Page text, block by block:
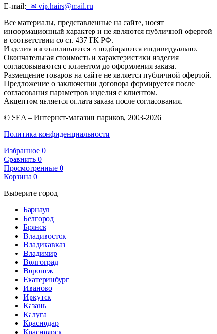
E-mail: ✉ vip.hairs@mail.ru
Все материалы, представленные на сайте, носят
информационный характер и не являются публичной офертой
в соответствии со ст. 437 ГК РФ.
Изделия изготавливаются и подбираются индивидуально.
Окончательная стоимость и характеристики изделия
согласовываются с клиентом до оформления заказа.
Размещение товаров на сайте не является публичной офертой.
Предложение о заключении договора формируется после
согласования параметров изделия с клиентом.
Акцептом является оплата заказа после согласования.
© SEA – Интернет-магазин париков, 2003-2026
Политика конфиденциальности
Избранное 0
Сравнить 0
Просмотренные 0
Корзина 0
Выберите город
Барнаул
Белгород
Брянск
Владивосток
Владикавказ
Владимир
Волгоград
Воронеж
Екатеринбург
Иваново
Иркутск
Казань
Калуга
Краснодар
Красноярск